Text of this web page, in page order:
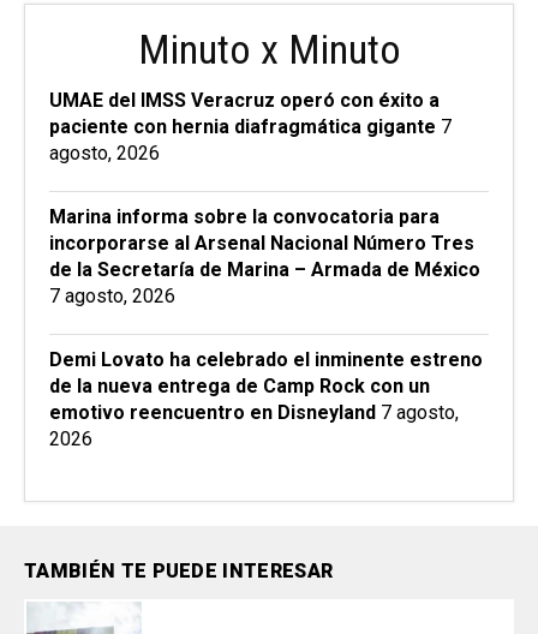
Minuto x Minuto
UMAE del IMSS Veracruz operó con éxito a
paciente con hernia diafragmática gigante 7
agosto, 2026
Marina informa sobre la convocatoria para
incorporarse al Arsenal Nacional Número Tres
de la Secretaría de Marina – Armada de México
7 agosto, 2026
Demi Lovato ha celebrado el inminente estreno
de la nueva entrega de Camp Rock con un
emotivo reencuentro en Disneyland 7 agosto,
2026
TAMBIÉN TE PUEDE INTERESAR